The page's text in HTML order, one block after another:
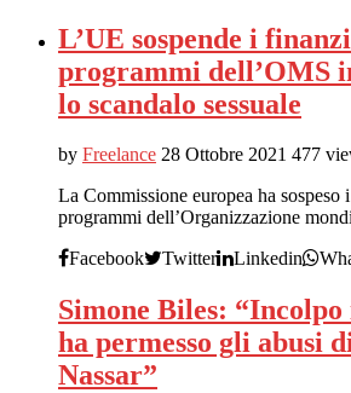
L’UE sospende i
programmi dell’OMS
lo scandalo sessuale
by Freelance 28 Ottobre 2021 477
La Commissione europea ha sospeso
programmi dell’Organizzazione
Facebook
Twitter Linkedin
Simone Biles: “Incolpo
ha permesso gli abusi
Nassar”